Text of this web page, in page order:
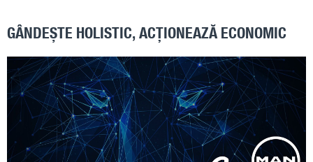
GÂNDEȘTE HOLISTIC, ACȚIONEAZĂ ECONOMIC